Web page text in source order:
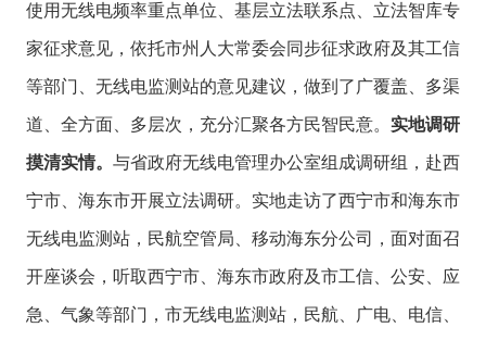
使用无线电频率重点单位、基层立法联系点、立法智库专
家征求意见，依托市州人大常委会同步征求政府及其工信
等部门、无线电监测站的意见建议，做到了广覆盖、多渠
道、全方面、多层次，充分汇聚各方民智民意。 实地调研
摸清实情。 与省政府无线电管理办公室组成调研组，赴西
宁市、海东市开展立法调研。实地走访了西宁市和海东市
无线电监测站，民航空管局、移动海东分公司，面对面召
开座谈会，听取西宁市、海东市政府及市工信、公安、应
急、气象等部门，市无线电监测站，民航、广电、电信、